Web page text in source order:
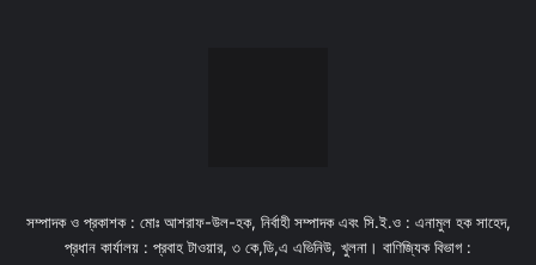
সম্পাদক ও প্রকাশক : মোঃ আশরাফ-উল-হক, নির্বাহী সম্পাদক এবং সি.ই.ও : এনামুল হক সাহেদ,
প্রধান কার্যালয় : প্রবাহ টাওয়ার, ৩ কে,ডি,এ এভিনিউ, খুলনা। বাণিজ্যিক বিভাগ :